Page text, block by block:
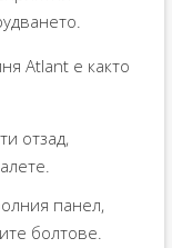
Atlant е както
отзад,
панел,
болтове.